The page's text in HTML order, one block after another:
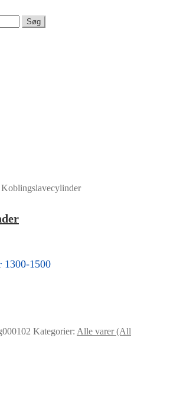
Søg
Koblingslavecylinder
1300-1500
Kategorier: Alle varer (All